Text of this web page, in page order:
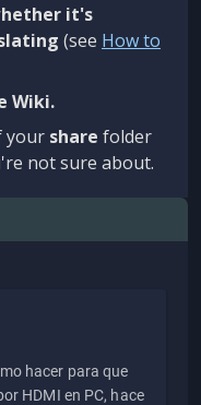
it's
(see How to
Wiki.
your share folder
not sure about.
hacer para que
HDMI en PC, hace